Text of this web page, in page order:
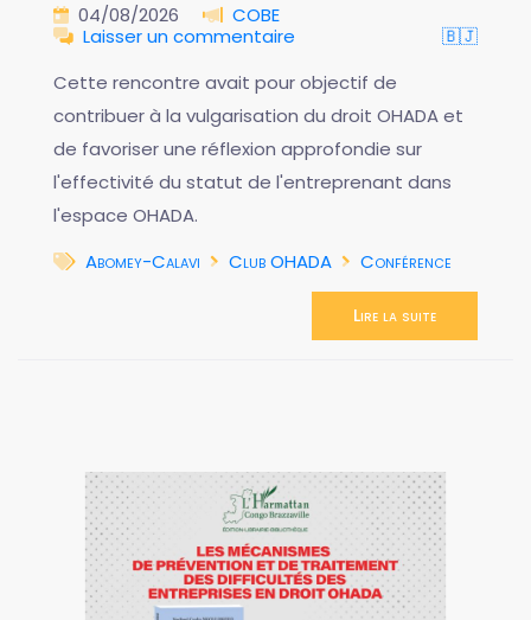
04/08/2026
COBE
Laisser un commentaire
🇧🇯
Cette rencontre avait pour objectif de
contribuer à la vulgarisation du droit OHADA et
de favoriser une réflexion approfondie sur
l'effectivité du statut de l'entreprenant dans
l'espace OHADA.
Abomey-Calavi
Club OHADA Conférence
Lire la suite